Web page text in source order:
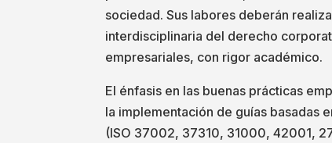
sociedad. Sus labores deberán
interdisciplinaria del derecho
empresariales, con rigor académico.
El énfasis en las buenas prácticas
la implementación de guías basadas
(ISO 37002, 37310, 31000, 42001,